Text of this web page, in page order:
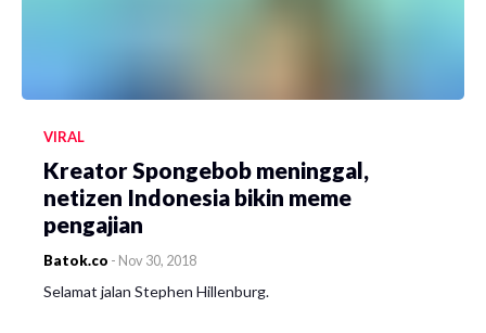
VIRAL
Kreator Spongebob meninggal,
netizen Indonesia bikin meme
pengajian
Batok.co - Nov 30, 2018
Selamat jalan Stephen Hillenburg.